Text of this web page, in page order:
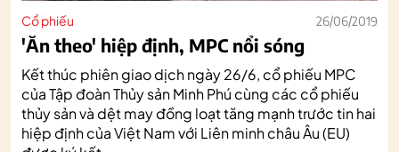
Cổ phiếu 26/06/2019
'Ăn theo' hiệp định, MPC nổi sóng
Kết thúc phiên giao dịch ngày 26/6, cổ phiếu MPC
của Tập đoàn Thủy sản Minh Phú cùng các cổ phiếu
thủy sản và dệt may đồng loạt tăng mạnh trước tin hai
hiệp định của Việt Nam với Liên minh châu Âu (EU)